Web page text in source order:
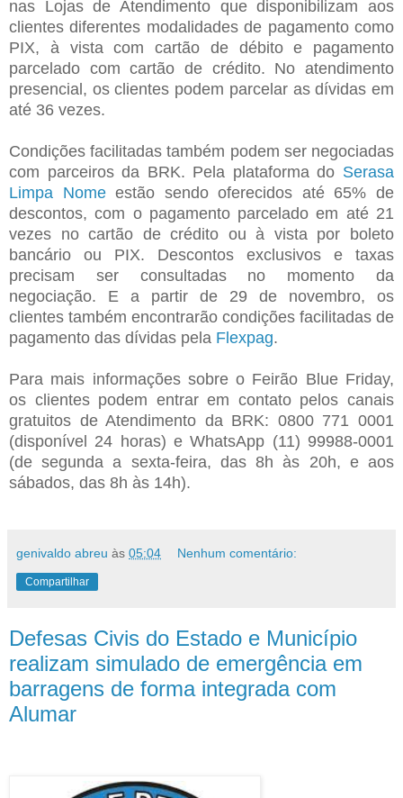
nas Lojas de Atendimento que disponibilizam aos
clientes diferentes modalidades de pagamento como
PIX, à vista com cartão de débito e pagamento
parcelado com cartão de crédito. No atendimento
presencial, os clientes podem parcelar as dívidas em
até 36 vezes.
Condições facilitadas também podem ser negociadas
com parceiros da BRK. Pela plataforma do Serasa
Limpa Nomeestão sendo oferecidos até 65% de
descontos, com o pagamento parcelado em até 21
vezes no cartão de crédito ou à vista por boleto
bancário ou PIX. Descontos exclusivos e taxas
precisam ser consultadas no momento da
negociação. E a partir de 29 de novembro, os
clientes também encontrarão condições facilitadas de
pagamento das dívidas pela Flexpag.
Para mais informações sobre o Feirão Blue Friday,
os clientes podem entrar em contato pelos canais
gratuitos de Atendimento da BRK: 0800 771 0001
(disponível 24 horas) e WhatsApp (11) 99988-0001
(de segunda a sexta-feira, das 8h às 20h, e aos
sábados, das 8h às 14h).
genivaldo abreu às 05:04 Nenhum comentário:
Compartilhar
Defesas Civis do Estado e Município
realizam simulado de emergência em
barragens de forma integrada com
Alumar